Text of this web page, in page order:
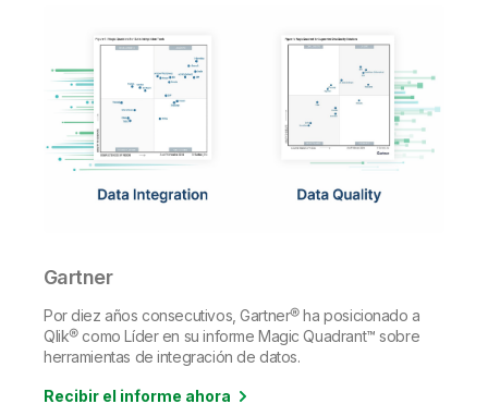
Gartner
Por diez años consecutivos, Gartner® ha posicionado a
Qlik® como Líder en su informe Magic Quadrant™ sobre
herramientas de integración de datos.
Recibir el informe ahora